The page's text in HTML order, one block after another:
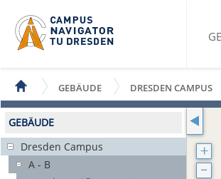
GEBÄUDE DRESDEN CAMPUS
GEBÄUDE
Dresden Campus
A - B